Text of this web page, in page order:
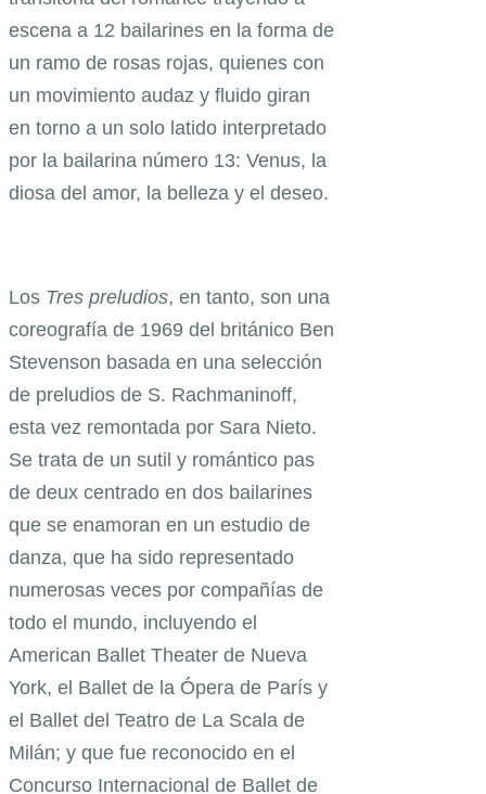
escena a 12 bailarines en la forma de
un ramo de rosas rojas, quienes con
un movimiento audaz y fluido giran
en torno a un solo latido interpretado
por la bailarina número 13: Venus, la
diosa del amor, la belleza y el deseo.
Los Tres preludios, en tanto, son una
coreografía de 1969 del británico Ben
Stevenson basada en una selección
de preludios de S. Rachmaninoff,
esta vez remontada por Sara Nieto.
Se trata de un sutil y romántico pas
de deux centrado en dos bailarines
que se enamoran en un estudio de
danza, que ha sido representado
numerosas veces por compañías de
todo el mundo, incluyendo el
American Ballet Theater de Nueva
York, el Ballet de la Ópera de París y
el Ballet del Teatro de La Scala de
Milán; y que fue reconocido en el
Concurso Internacional de Ballet de